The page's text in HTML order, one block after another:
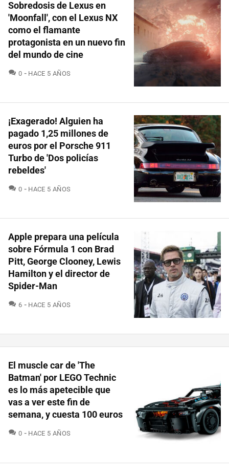
Sobredosis de Lexus en
'Moonfall', con el Lexus NX
como el flamante
protagonista en un nuevo fin
del mundo de cine
0 COMENTARIOS
HACE 5 AÑOS
¡Exagerado! Alguien ha
pagado 1,25 millones de
euros por el Porsche 911
Turbo de 'Dos policías
rebeldes'
0 COMENTARIOS
HACE 5 AÑOS
Apple prepara una película
sobre Fórmula 1 con Brad
Pitt, George Clooney, Lewis
Hamilton y el director de
Spider-Man
6 COMENTARIOS
HACE 5 AÑOS
El muscle car de 'The
Batman' por LEGO Technic
es lo más apetecible que
vas a ver este fin de
semana, y cuesta 100 euros
0 COMENTARIOS
HACE 5 AÑOS